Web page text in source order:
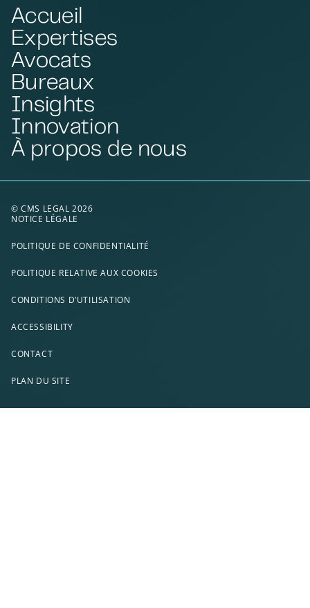
Accueil
Expertises
Avocats
Bureaux
Insights
Innovation
À propos de nous
© CMS LEGAL 2026
NOTICE LÉGALE
POLITIQUE DE CONFIDENTIALITÉ
POLITIQUE RELATIVE AUX COOKIES
CONDITIONS D’UTILISATION
ACCESSIBILITY
CONTACT
PLAN DU SITE